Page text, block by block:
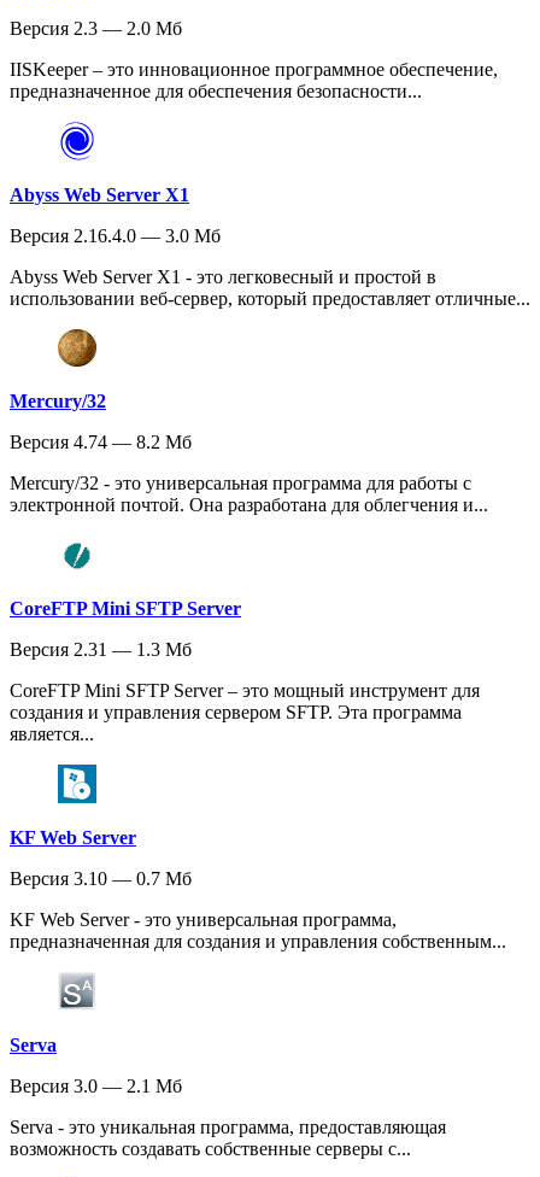
Версия 2.3 — 2.0 Мб
IISKeeper – это инновационное программное обеспечение,
предназначенное для обеспечения безопасности...
Abyss Web Server X1
Версия 2.16.4.0 — 3.0 Мб
Abyss Web Server X1 - это легковесный и простой в
использовании веб-сервер, который предоставляет отличные...
Mercury/32
Версия 4.74 — 8.2 Мб
Mercury/32 - это универсальная программа для работы с
электронной почтой. Она разработана для облегчения и...
CoreFTP Mini SFTP Server
Версия 2.31 — 1.3 Мб
CoreFTP Mini SFTP Server – это мощный инструмент для
создания и управления сервером SFTP. Эта программа
является...
KF Web Server
Версия 3.10 — 0.7 Мб
KF Web Server - это универсальная программа,
предназначенная для создания и управления собственным...
Serva
Версия 3.0 — 2.1 Мб
Serva - это уникальная программа, предоставляющая
возможность создавать собственные серверы с...